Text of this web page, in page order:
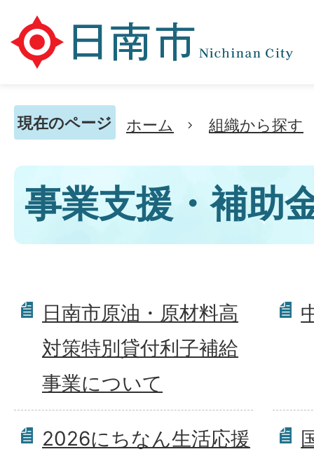
現在のページ ホーム 組織から探す
事業支援・補助
日南市原油・原材料高
対策特別貸付利子補給
事業について
2026にちなん生活応援